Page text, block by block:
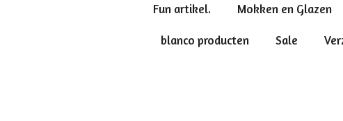
Fun artikel. Mokken en Glazen
blanco producten Sale